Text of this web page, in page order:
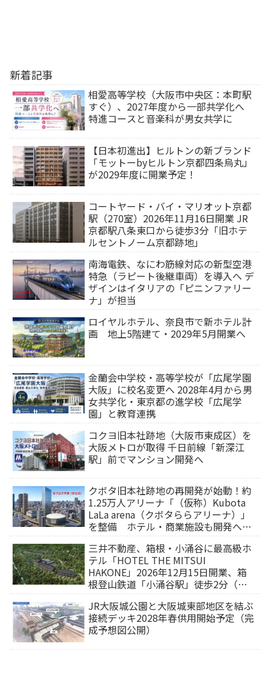
新着記事
相愛高等学校（大阪市中央区：本町駅
すぐ）、2027年度から一部共学化へ
特進コースと音楽科が男女共学に
【日本初進出】ヒルトンの新ブランド
「モットーbyヒルトン京都四条烏丸」
が2029年度に開業予定！
コートヤード・バイ・マリオット京都
駅（270室）2026年11月16日開業 JR
京都駅八条東口から徒歩3分「旧ホテ
ルセントノーム京都跡地」
南海電鉄、なにわ筋線対応の新型空港
特急（ラピート後継車両）を導入へ デ
ザインはイタリアの「ピニンファリー
ナ」が担当
ロイヤルホテル、奈良市で新ホテル計
画 地上5階建て・2029年5月開業へ
金蘭会中学校・高等学校が「広尾学園
大阪」に校名変更へ 2028年4月から男
女共学化・東京都の進学校「広尾学
園」と教育連携
コクヨ旧本社跡地（大阪市東成区）を
大阪メトロが取得 千日前線「新深江
駅」前でマンション開発へ
クボタ旧本社跡地の再開発が始動！約
1.25万人アリーナ「（仮称）Kubota
LaLa arena（クボタららアリーナ）」
を整備 ホテル・商業施設も開発へ
三井不動産、箱根・小涌谷に最高級ホ
テル「HOTEL THE MITSUI
HAKONE」2026年12月15日開業、箱
根登山鉄道「小涌谷駅」徒歩2分（旅
JR大阪城公園と大阪城東部地区を結ぶ
接続デッキ2028年春供用開始予定（完
成予想図公開）